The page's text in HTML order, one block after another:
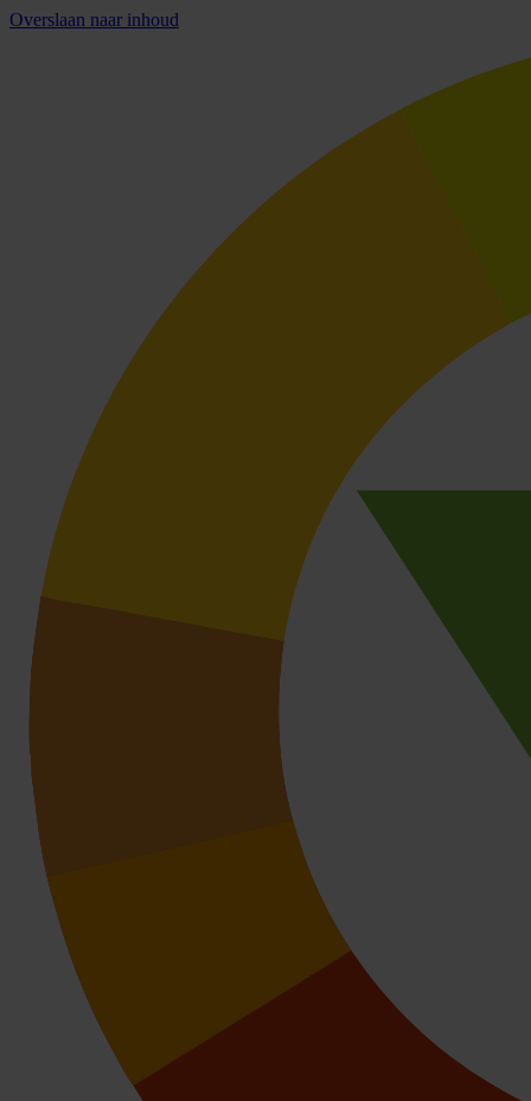
Overslaan naar inhoud